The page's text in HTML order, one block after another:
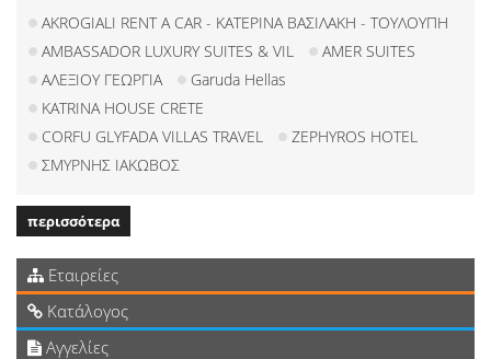
AKROGIALI RENT A CAR - ΚΑΤΕΡΙΝΑ ΒΑΣΙΛΑΚΗ - ΤΟΥΛΟΥΠΗ
AMBASSADOR LUXURY SUITES & VIL
AMER SUITES
ΑΛΕΞΙΟΥ ΓΕΩΡΓΙΑ
Garuda Hellas
KATRINA HOUSE CRETE
CORFU GLYFADA VILLAS TRAVEL
ZEPHYROS HOTEL
ΣΜΥΡΝΗΣ ΙΑΚΩΒΟΣ
περισσότερα
Εταιρείες
Κατάλογος
Αγγελίες